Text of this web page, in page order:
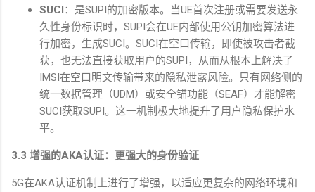
SUCI：是SUPI的加密版本。当UE首次注册或需要发送永
久性身份标识时， SUPI会在UE内部使用公钥加密算法进
行加密，生成SUCI。 SUCI在空口传输，即使被攻击者截
获，也无法直接获取用户的SUPI，从而从根本上解决了
IMSI在空口明文传输带来的隐私泄露风险。只有网络侧的
统一数据管理（UDM）或安全锚功能（SEAF）才能解密
SUCI获取SUPI。这一机制极大地提升了用户隐私保护水
平。
3.3 增强的AKA认证：更强大的身份验证
5G在AKA认证机制上进行了增强，以适应更复杂的网络环境和